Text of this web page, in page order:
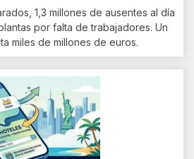
1,3 millones de ausentes al día
por falta de trabajadores. Un
miles de millones de euros.